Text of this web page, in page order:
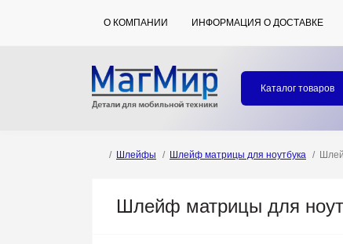
О КОМПАНИИ ИНФОРМАЦИЯ О ДОСТАВКЕ
Каталог товаров
Шлейфы Шлейф матрицы для ноутбука
Шлейф матрицы для